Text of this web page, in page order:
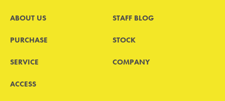
ABOUT US STAFF BLOG
PURCHASE STOCK
SERVICE COMPANY
ACCESS